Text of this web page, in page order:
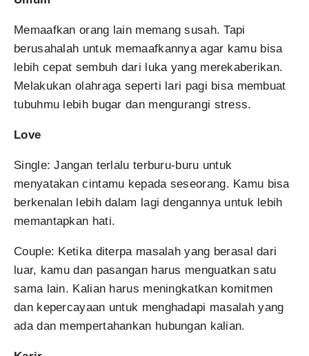
Memaafkan orang lain memang susah. Tapi
berusahalah untuk memaafkannya agar kamu bisa
lebih cepat sembuh dari luka yang merekaberikan.
Melakukan olahraga seperti lari pagi bisa membuat
tubuhmu lebih bugar dan mengurangi stress.
Love
Single: Jangan terlalu terburu-buru untuk
menyatakan cintamu kepada seseorang. Kamu bisa
berkenalan lebih dalam lagi dengannya untuk lebih
memantapkan hati.
Couple: Ketika diterpa masalah yang berasal dari
luar, kamu dan pasangan harus menguatkan satu
sama lain. Kalian harus meningkatkan komitmen
dan kepercayaan untuk menghadapi masalah yang
ada dan mempertahankan hubungan kalian.